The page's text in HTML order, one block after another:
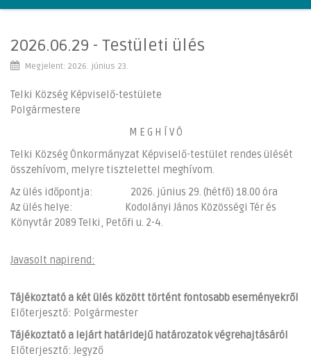
2026.06.29 - Testületi ülés
Megjelent: 2026. június 23.
Telki Község Képviselő-testülete
Polgármestere
M E G H Í V Ó
Telki Község Önkormányzat Képviselő-testület rendes ülését
összehívom, melyre tisztelettel meghívom.
Az ülés időpontja: 2026. június 29. (hétfő) 18.00 óra
Az ülés helye: Kodolányi János Közösségi Tér és
Könyvtár 2089 Telki, Petőfi u. 2-4.
Javasolt napirend:
Tájékoztató a két ülés között történt fontosabb eseményekről
Előterjesztő: Polgármester
Tájékoztató a lejárt határidejű határozatok végrehajtásáról
Előterjesztő: Jegyző